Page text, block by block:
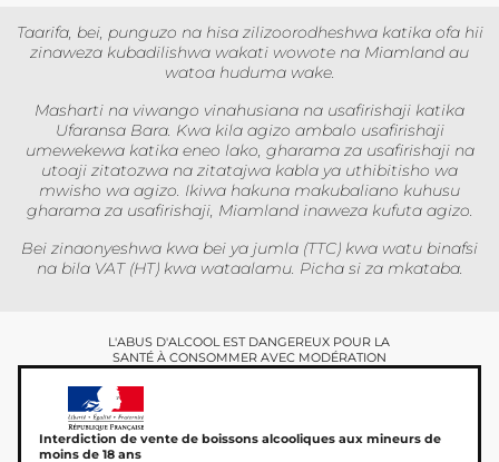
Taarifa, bei, punguzo na hisa zilizoorodheshwa katika ofa hii
zinaweza kubadilishwa wakati wowote na Miamland au
watoa huduma wake.
Masharti na viwango vinahusiana na usafirishaji katika
Ufaransa Bara. Kwa kila agizo ambalo usafirishaji
umewekewa katika eneo lako, gharama za usafirishaji na
utoaji zitatozwa na zitatajwa kabla ya uthibitisho wa
mwisho wa agizo. Ikiwa hakuna makubaliano kuhusu
gharama za usafirishaji, Miamland inaweza kufuta agizo.
Bei zinaonyeshwa kwa bei ya jumla (TTC) kwa watu binafsi
na bila VAT (HT) kwa wataalamu. Picha si za mkataba.
L'ABUS D'ALCOOL EST DANGEREUX POUR LA
SANTÉ À CONSOMMER AVEC MODÉRATION
Interdiction de vente de boissons alcooliques aux mineurs de
moins de 18 ans